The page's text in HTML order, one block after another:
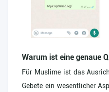
Warum ist eine genaue
Für Muslime ist das
Gebete ein wesentlicher